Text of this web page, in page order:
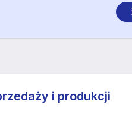
i produkcji